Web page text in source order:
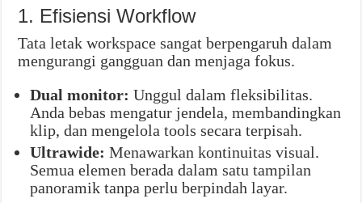
1. Efisiensi Workflow
Tata letak workspace sangat berpengaruh dalam
mengurangi gangguan dan menjaga fokus.
Dual monitor: Unggul dalam fleksibilitas.
Anda bebas mengatur jendela, membandingkan
klip, dan mengelola tools secara terpisah.
Ultrawide: Menawarkan kontinuitas visual.
Semua elemen berada dalam satu tampilan
panoramik tanpa perlu berpindah layar.